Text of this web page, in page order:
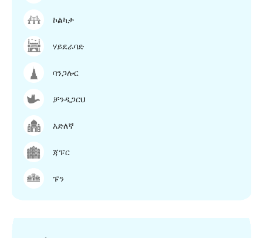
ኮልካታ
ሃይደራባድ
ባንጋሎር
ቻንዲጋርህ
እድለኛ
ጃፑር
ፑን